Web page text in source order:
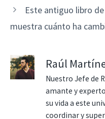
Este antiguo libro
muestra cuánto ha
Raúl
Nuestro Jefe de
amante y
su vida a este
coordinar y